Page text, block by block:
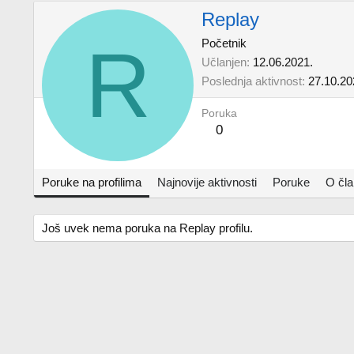
R
Replay
Početnik
Učlanjen 12.06.2021.
Poslednja aktivnost
Poruka
0
Poruke na profilima Najnovije aktivnosti Poruke O
Još uvek nema poruka na Replay profilu.